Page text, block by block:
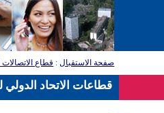
صفحة الاستقبال: قطاع الاتصالات
قطاعات الاتحاد الدولي